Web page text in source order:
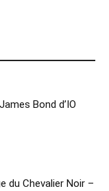
Bond d’IO
du Chevalier Noir –